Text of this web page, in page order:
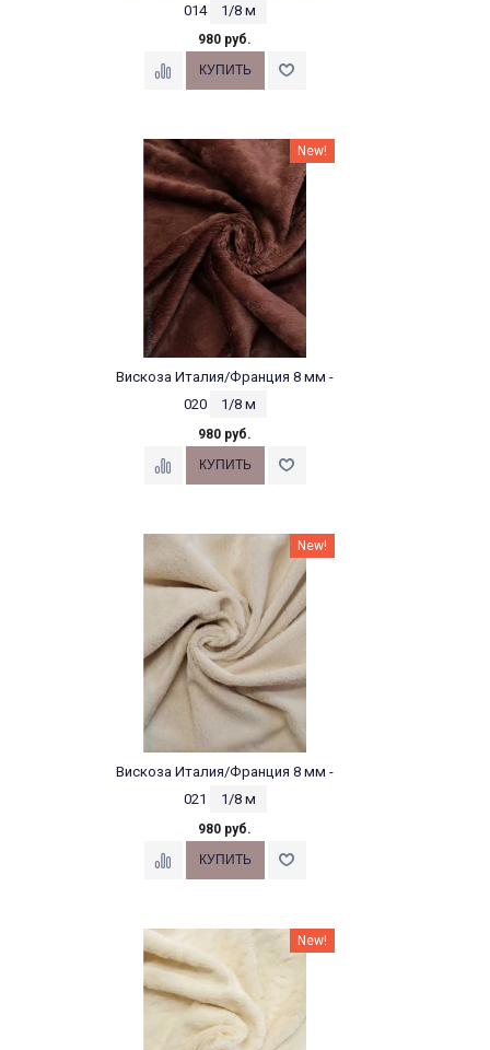
014
1/8 м
980 руб.
New!
Вискоза Италия/Франция 8 мм -
020
1/8 м
980 руб.
New!
Вискоза Италия/Франция 8 мм -
021
1/8 м
980 руб.
New!